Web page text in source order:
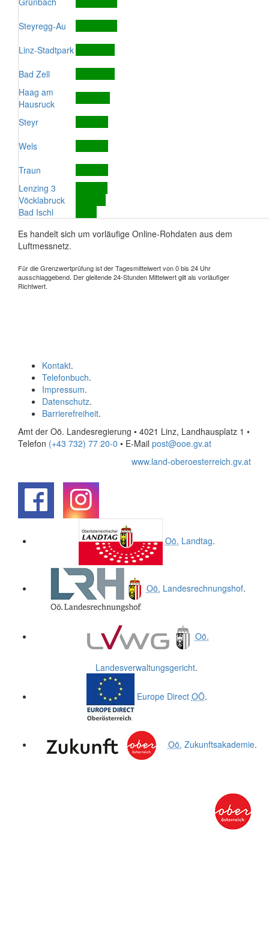
Steyregg-Au
Linz-Stadtpark
Bad Zell
Haag am
Hausruck
Steyr
Wels
Traun
Lenzing 3
Vöcklabruck
Bad Ischl
Es handelt sich um vorläufige Online-Rohdaten aus dem
Luftmessnetz.
Für die Grenzwertprüfung ist der Tagesmittelwert von 0 bis 24 Uhr
ausschlaggebend. Der gleitende 24-Stunden Mittelwert gilt als vorläufiger
Richtwert.
Kontakt.
Telefonbuch.
Impressum.
Datenschutz.
Barrierefreiheit.
Amt der Oö. Landesregierung • 4021 Linz, Landhausplatz 1 •
Telefon (+43 732) 77 20-0 • E-Mail post@ooe.gv.at
www.land-oberoesterreich.gv.at
Oö. Landtag.
Oö. Landesrechnungshof.
Oö.
Landesverwaltungsgericht.
Europe Direct OÖ.
Oö. Zukunftsakademie.